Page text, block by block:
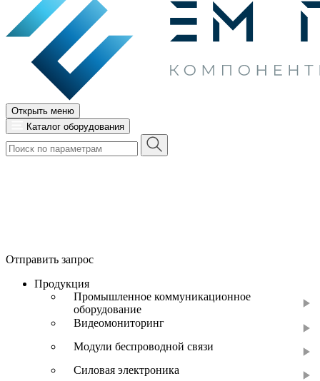
Открыть меню
Каталог оборудования
Отправить запрос
Продукция
Промышленное коммуникационное
оборудование
Видеомониторинг
Модули беспроводной связи
Силовая электроника